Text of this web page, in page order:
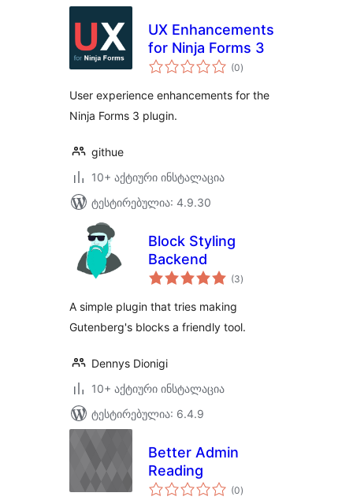
UX Enhancements
for Ninja Forms 3
(0საერთო
რეიტინგი
)
User experience enhancements for the
Ninja Forms 3 plugin.
githue
10+ აქტიური ინსტალაცია
ტესტირებულია: 4.9.30
Block Styling
Backend
(3საერთო
რეიტინგი
)
A simple plugin that tries making
Gutenberg's blocks a friendly tool.
Dennys Dionigi
10+ აქტიური ინსტალაცია
ტესტირებულია: 6.4.9
Better Admin
Reading
(0საერთო
რეიტინგი
)